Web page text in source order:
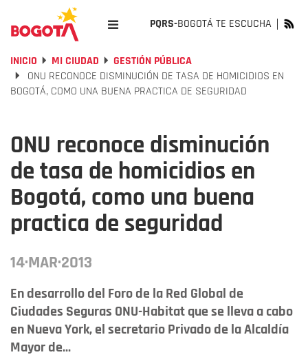
PQRS-BOGOTÁ TE ESCUCHA
INICIO MI CIUDAD
GESTIÓN PÚBLICA
ONU RECONOCE DISMINUCIÓN DE TASA DE HOMICIDIOS EN
BOGOTÁ, COMO UNA BUENA PRACTICA DE SEGURIDAD
ONU reconoce disminución
de tasa de homicidios en
Bogotá, como una buena
practica de seguridad
14·MAR·2013
En desarrollo del Foro de la Red Global de
Ciudades Seguras ONU-Habitat que se lleva a cabo
en Nueva York, el secretario Privado de la Alcaldía
Mayor de...